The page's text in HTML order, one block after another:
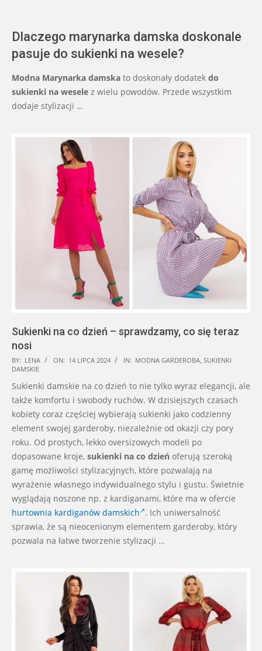
Dlaczego marynarka damska doskonale
pasuje do sukienki na wesele?
Modna Marynarka damska to doskonały dodatek do
sukienki na wesele z wielu powodów. Przede wszystkim
dodaje stylizacji …
Sukienki na co dzień – sprawdzamy, co się teraz
nosi
2024-
07-
14
BY: LENA ON: 14 LIPCA 2024 IN: MODNA GARDEROBA, SUKIENKI
DAMSKIE
Sukienki damskie na co dzień to nie tylko wyraz elegancji, ale
także komfortu i swobody ruchów. W dzisiejszych czasach
kobiety coraz częściej wybierają sukienki jako codzienny
element swojej garderoby, niezależnie od okazji czy pory
roku. Od prostych, lekko oversizowych modeli po
dopasowane kroje, sukienki na co dzień oferują szeroką
gamę możliwości stylizacyjnych, które pozwalają na
wyrażenie własnego indywidualnego stylu i gustu. Świetnie
wyglądają noszone np. z kardiganami, które ma w ofercie
hurtownia kardiganów damskich . Ich uniwersalność
sprawia, że są nieocenionym elementem garderoby, który
pozwala na łatwe tworzenie stylizacji …